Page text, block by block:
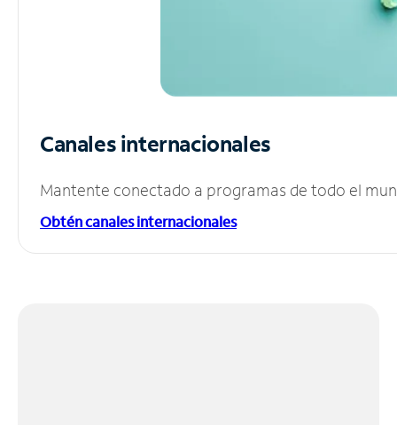
Canales internacionales
Mantente conectado a programas de todo el
Obtén canales internacionales